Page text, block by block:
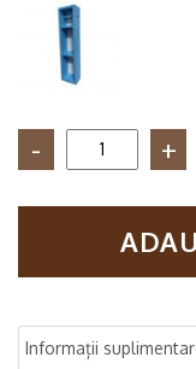
Cantitate
igienica,
in
Munich,
15
Informații